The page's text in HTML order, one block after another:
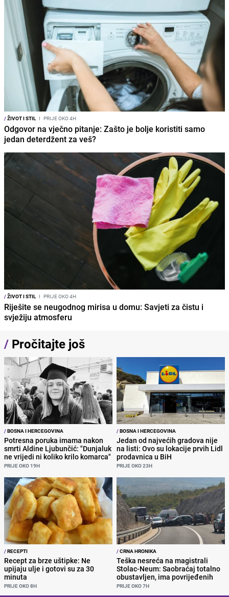
/ŽIVOT I STIL I PRIJE OKO 4H
Odgovor na vječno pitanje: Zašto je bolje koristiti samo
jedan deterdžent za veš?
/ŽIVOT I STIL I PRIJE OKO 4H
Riješite se neugodnog mirisa u domu: Savjeti za čistu i
svježiju atmosferu
/ Pročitajte još
/BOSNA I HERCEGOVINA
Potresna poruka imama nakon
smrti Aldine Ljubunčić: "Dunjaluk
ne vrijedi ni koliko krilo komarca"
PRIJE OKO 19H
/BOSNA I HERCEGOVINA
Jedan od najvećih gradova nije
na listi: Ovo su lokacije prvih Lidl
prodavnica u BiH
PRIJE OKO 23H
/RECEPTI
Recept za brze uštipke: Ne
upijaju ulje i gotovi su za 30
minuta
PRIJE OKO 8H
/CRNA HRONIKA
Teška nesreća na magistrali
Stolac-Neum: Saobraćaj totalno
obustavljen, ima povrijeđenih
PRIJE OKO 7H